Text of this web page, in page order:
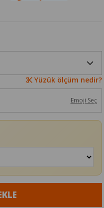
Yüzük ölçüm nedir?
Emoji Seç